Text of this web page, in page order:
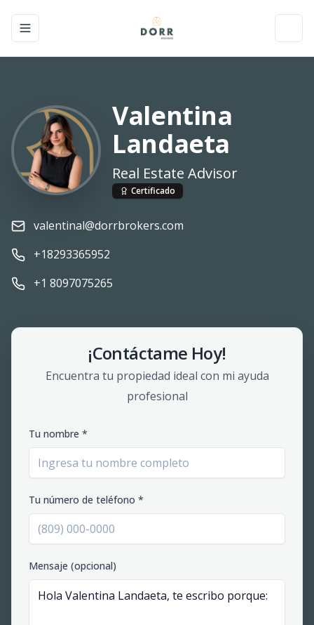
Toggle navigation menu
Valentina
Landaeta
Real Estate Advisor
Certificado
valentinal@dorrbrokers.com
+18293365952
+1 8097075265
¡Contáctame Hoy!
Encuentra tu propiedad ideal con mi ayuda
profesional
Tu nombre *
Tu número de teléfono *
Mensaje (opcional)